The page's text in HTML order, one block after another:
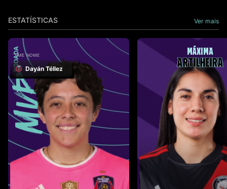
ESTATÍSTICAS Ver mais
RODADA
TIME NOME
Dayán Téllez
MÁXIMA
ARTILHEIRA